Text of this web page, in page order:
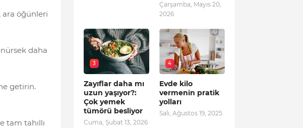
ara öğünleri
daha
getirin.
tam tahıllı
Çarşamba, Mayıs 20,
2026
3
Zayıflar daha mı
uzun yaşıyor?:
Çok yemek
tümörü besliyor
Cuma, Şubat 13, 2026
4
Evde kilo
vermenin pratik
yolları
Salı, Ağustos 19, 2025